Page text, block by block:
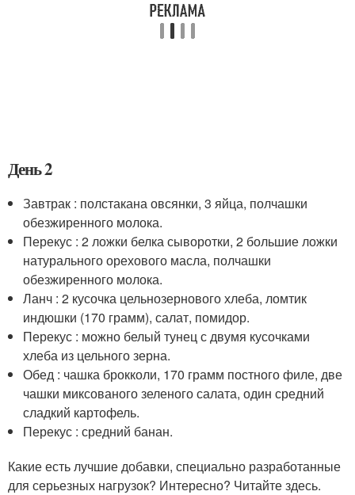
День 2
Завтрак : полстакана овсянки, 3 яйца, полчашки
обезжиренного молока.
Перекус : 2 ложки белка сыворотки, 2 большие ложки
натурального орехового масла, полчашки
обезжиренного молока.
Ланч : 2 кусочка цельнозернового хлеба, ломтик
индюшки (170 грамм), салат, помидор.
Перекус : можно белый тунец с двумя кусочками
хлеба из цельного зерна.
Обед : чашка брокколи, 170 грамм постного филе, две
чашки миксованого зеленого салата, один средний
сладкий картофель.
Перекус : средний банан.
Какие есть лучшие добавки, специально разработанные
для серьезных нагрузок? Интересно? Читайте здесь.